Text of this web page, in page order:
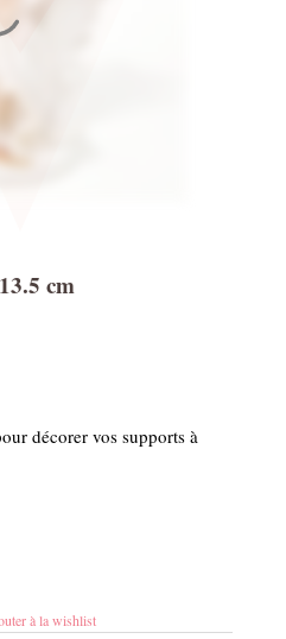
cm
décorer vos supports à
à la wishlist